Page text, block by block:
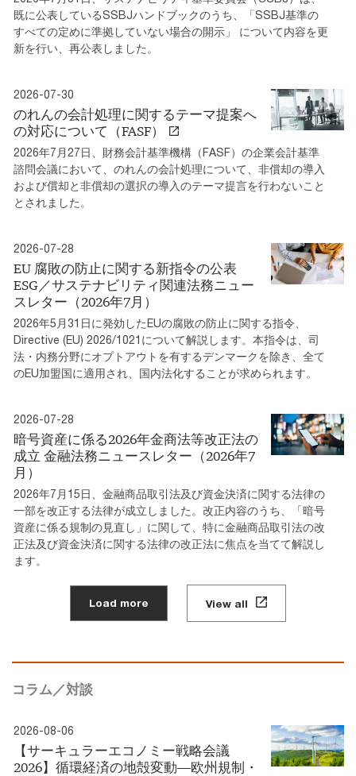
既に公表しているSSBJハンドブックのうち、「SSBJ基準の
すべての定めに準拠していない場合の開示」 について内容を更
新を行い、再公表しました。
2026-07-30
のれんの会計処理に関するテーマ提案へ
の対応について（FASF）
2026年7月27日、財務会計基準機構（FASF）の企業会計基準
諮問会議において、のれんの会計処理について、非償却の導入
および償却と非償却の選択の導入のテーマ提言を行わないこと
とされました。
2026-07-28
EU 腐敗の防止に関する新指令の公表
ESG／サステナビリティ関連法務ニュー
スレター（2026年7月）
2026年5月31日に発効したEUの腐敗の防止に関する指令、
Directive (EU) 2026/1021について解説します。本指令は、司
法・内務分野にオプトアウトを有するデンマークを除き、全て
のEU加盟国に適用され、国内法化することが求められます。
2026-07-28
暗号資産に係る2026年金商法等改正法の
成立 金融法務ニュースレター（2026年7
月）
2026年7月15日、金融商品取引法及び資金決済に関する法律の
一部を改正する法律が成立しました。改正内容のうち、「暗号
資産に係る規制の見直し」に関して、特に金融商品取引法の改
正法及び資金決済に関する法律の改正法に焦点を当てて解説し
ます。
Load more View all
コラム／対談
2026-08-06
【サーキュラーエコノミー戦略会議
2026】循環経済の地殻変動―欧州規制・